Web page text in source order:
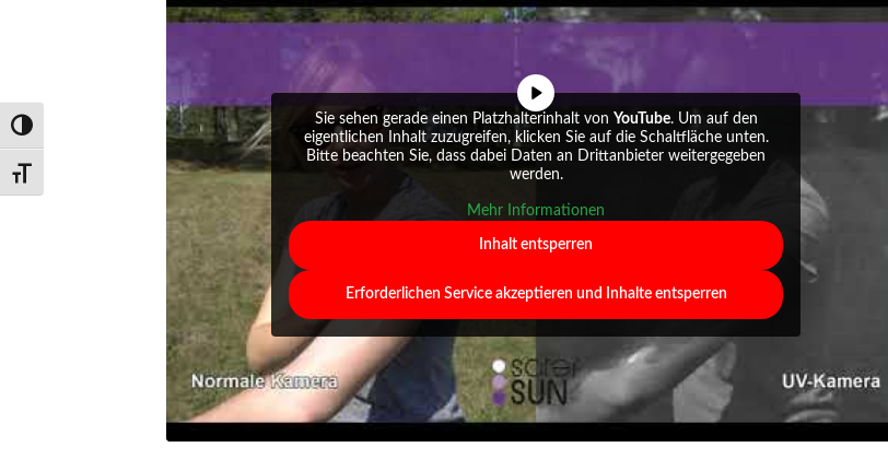
Umschalten auf hohe Kontraste
Schrift vergrößern
Sie sehen gerade einen Platzhalterinhalt von YouTube. Um auf den
eigentlichen Inhalt zuzugreifen, klicken Sie auf die Schaltfläche unten.
Bitte beachten Sie, dass dabei Daten an Drittanbieter weitergegeben
werden.
Mehr Informationen
Inhalt entsperren
Erforderlichen Service akzeptieren und Inhalte entsperren